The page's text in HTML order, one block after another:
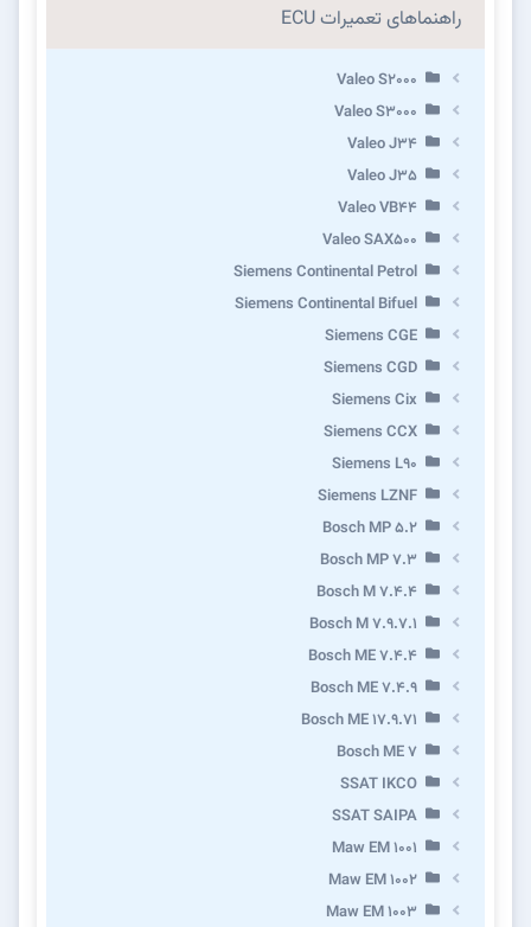
راهنماهای تعمیرات ECU
Valeo S2000
Valeo S3000
Valeo J34
Valeo J35
Valeo VB44
Valeo SAX500
Siemens Continental Petrol
Siemens Continental Bifuel
Siemens CGE
Siemens CGD
Siemens Cix
Siemens CCX
Siemens L90
Siemens LZNF
Bosch MP 5.2
Bosch MP 7.3
Bosch M 7.4.4
Bosch M 7.9.7.1
Bosch ME 7.4.4
Bosch ME 7.4.9
Bosch ME 17.9.71
Bosch ME 7
SSAT IKCO
SSAT SAIPA
Maw EM 1001
Maw EM 1002
Maw EM 1003